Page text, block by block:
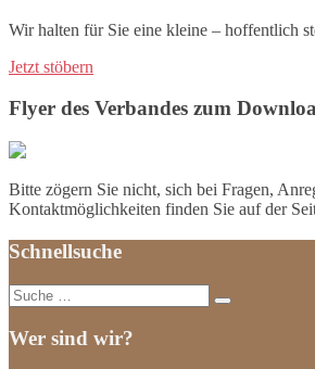
Wir halten für Sie eine kleine – hoffentlich
Jetzt stöbern
Flyer des Verbandes zum
Bitte zögern Sie nicht, sich bei Fragen,
Kontaktmöglichkeiten finden Sie auf der
Schnellsuche
Suche
nach:
Wer sind wir?